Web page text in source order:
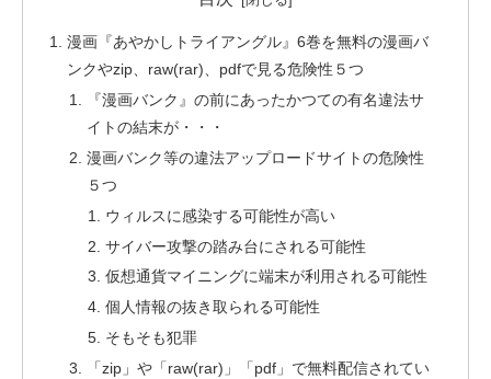
漫画『あやかしトライアングル』6巻を無料の漫画バ
ンクやzip、raw(rar)、pdfで見る危険性５つ
『漫画バンク』の前にあったかつての有名違法サ
イトの結末が・・・
漫画バンク等の違法アップロードサイトの危険性
５つ
ウィルスに感染する可能性が高い
サイバー攻撃の踏み台にされる可能性
仮想通貨マイニングに端末が利用される可能性
個人情報の抜き取られる可能性
そもそも犯罪
「zip」や「raw(rar)」「pdf」で無料配信されてい